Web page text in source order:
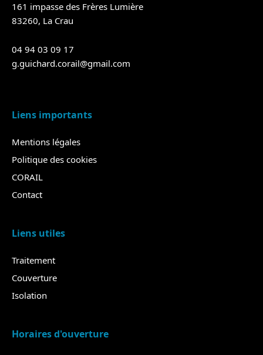
161 impasse des Frères Lumière
83260, La Crau
04 94 03 09 17
g.guichard.corail@gmail.com
Liens importants
Mentions légales
Politique des cookies
CORAIL
Contact
Liens utiles
Traitement
Couverture
Isolation
Horaires d'ouverture